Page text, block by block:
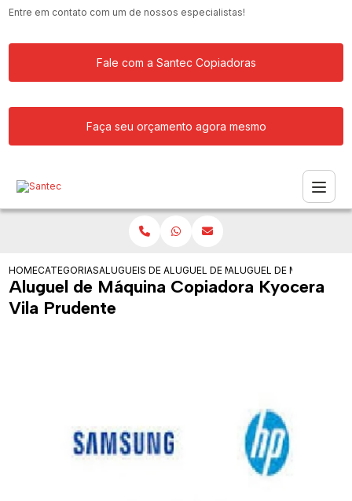
Entre em contato com um de nossos especialistas!
Fale com a Santec Copiadoras
Faça seu orçamento agora mesmo
HOMECATEGORIASALUGUEIS DE COPIADORASALUGUEL DE MAQUINA COPIADORA
ALUGUEL DE MAQUINA
Aluguel de Máquina Copiadora Kyocera
Vila Prudente